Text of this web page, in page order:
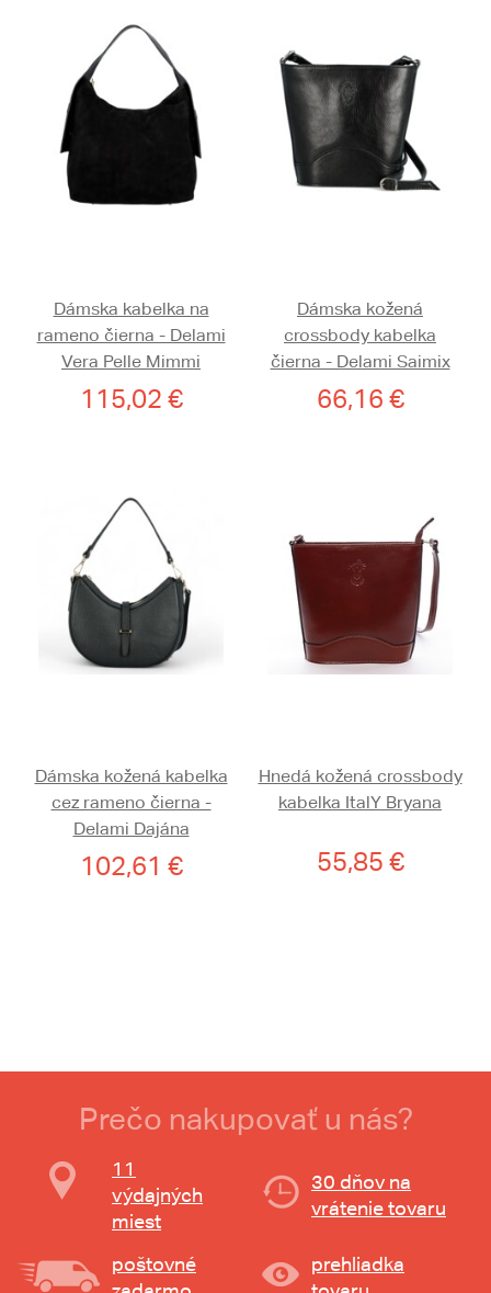
Dámska kabelka na
rameno čierna - Delami
Vera Pelle Mimmi
115,02 €
Dámska kožená
crossbody kabelka
čierna - Delami Saimix
66,16 €
Dámska kožená kabelka
cez rameno čierna -
Delami Dajána
102,61 €
Hnedá kožená crossbody
kabelka ItalY Bryana
55,85 €
Prečo nakupovať u nás?
11
výdajných
miest
30 dňov na
vrátenie tovaru
poštovné
prehliadka